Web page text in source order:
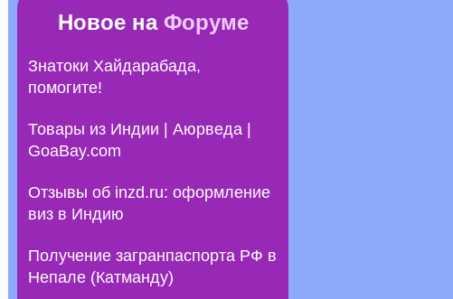
Новое на Форуме
Знатоки Хайдарабада,
помогите!
Товары из Индии | Аюрведа |
GoaBay.com
Отзывы об inzd.ru: оформление
виз в Индию
Получение загранпаспорта РФ в
Непале (Катманду)